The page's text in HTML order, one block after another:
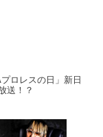
ロレスの日」新日
送！？